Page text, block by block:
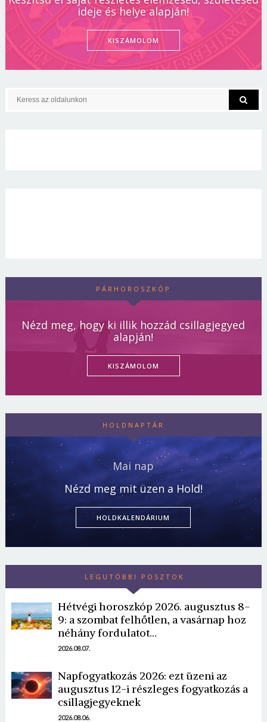
ideje és helye alapján!
KISZÁMOLOM
PÁRHOROSZKÓP
Nézd meg, hogy ki illik hozzád csillagjegyed
alapján!
KISZÁMOLOM
HOLDNAPTÁR
Mai nap
Nézd meg mit üzen a Hold!
HOLDKALENDÁRIUM
LEGUTÓBBI POSZTOK
Hétvégi horoszkóp 2026. augusztus 8-
9: a szombat felhőtlen, a vasárnap hoz
néhány fordulatot…
2026.08.07.
Napfogyatkozás 2026: ezt üzeni az
augusztus 12-i részleges fogyatkozás a
csillagjegyeknek
2026.08.06.